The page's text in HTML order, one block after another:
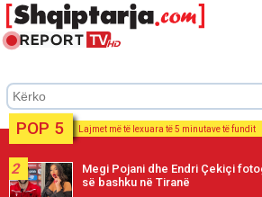
POP 5 Lajmet më të lexuara të 5 minutave të fundit
2
Megi Pojani dhe Endri Çekiçi
së bashku në Tiranë